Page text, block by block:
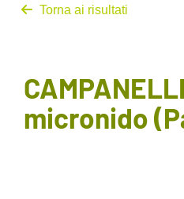
CONTATTI
Torna ai risultati
micronido